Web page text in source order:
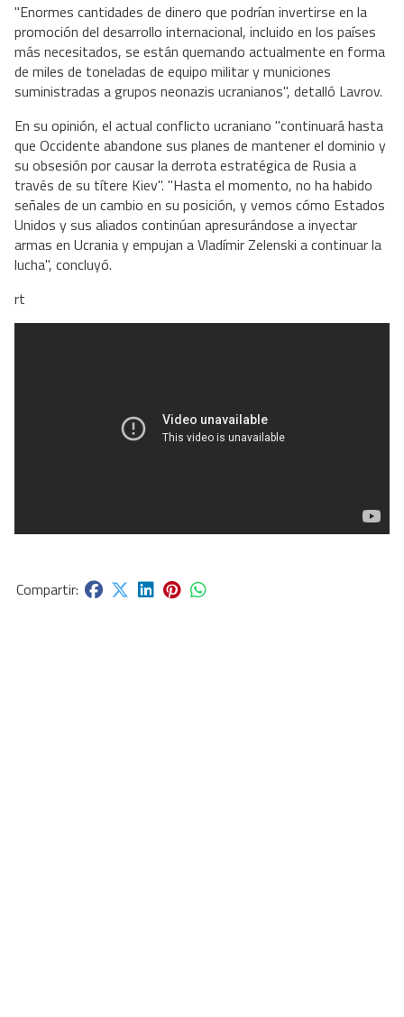
"Enormes cantidades de dinero que podrían invertirse en la
promoción del desarrollo internacional, incluido en los países
más necesitados, se están quemando actualmente en forma
de miles de toneladas de equipo militar y municiones
suministradas a grupos neonazis ucranianos", detalló Lavrov.
En su opinión, el actual conflicto ucraniano "continuará hasta
que Occidente abandone sus planes de mantener el dominio y
su obsesión por causar la derrota estratégica de Rusia a
través de su títere Kiev". "Hasta el momento, no ha habido
señales de un cambio en su posición, y vemos cómo Estados
Unidos y sus aliados continúan apresurándose a inyectar
armas en Ucrania y empujan a Vladímir Zelenski a continuar la
lucha", concluyó.
rt